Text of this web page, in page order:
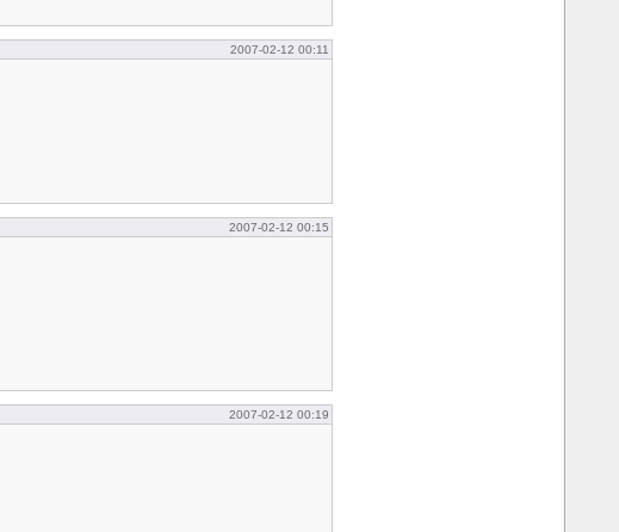
2007-02-12 00:11
2007-02-12 00:15
2007-02-12 00:19